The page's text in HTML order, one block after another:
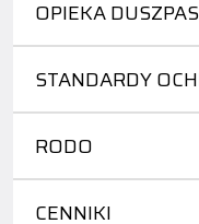
OPIEKA
STANDARDY
RODO
CENNIKI